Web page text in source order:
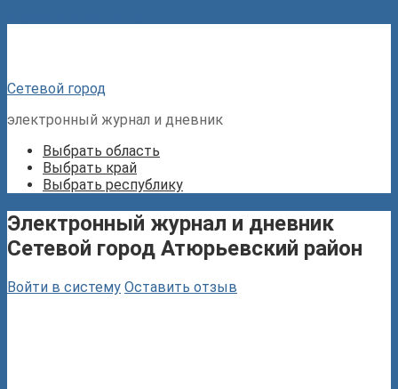
Сетевой город
электронный журнал и дневник
Выбрать область
Выбрать край
Выбрать республику
Электронный журнал и дневник
Сетевой город Атюрьевский район
Войти в систему Оставить отзыв